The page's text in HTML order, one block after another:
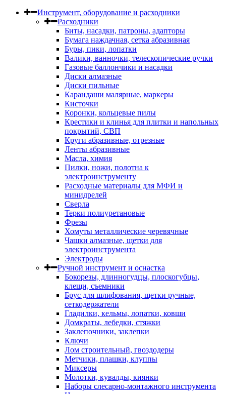
Инструмент, оборудование и расходники
Расходники
Биты, насадки, патроны, адапторы
Бумага наждачная, сетка абразивная
Буры, пики, лопатки
Валики, ванночки, телескопические ручки
Газовые баллончики и насадки
Диски алмазные
Диски пильные
Карандаши малярные, маркеры
Кисточки
Коронки, кольцевые пилы
Крестики и клинья для плитки и напольных
покрытий, СВП
Круги абразивные, отрезные
Ленты абразивные
Масла, химия
Пилки, ножи, полотна к
электроинструменту
Расходные материалы для МФИ и
минидрелей
Сверла
Терки полиуретановые
Фрезы
Хомуты металлические черевячные
Чашки алмазные, щетки для
электроинструмента
Электроды
Ручной инструмент и оснастка
Бокорезы, длинногудцы, плоскогубцы,
клещи, съемники
Брус для шлифования, щетки ручные,
сеткодержатели
Гладилки, кельмы, лопатки, ковши
Домкраты, лебедки, стяжки
Заклепочники, заклепки
Ключи
Лом строительный, гвоздодеры
Метчики, плашки, клуппы
Миксеры
Молотки, кувалды, киянки
Наборы слесарно-монтажного инструмента